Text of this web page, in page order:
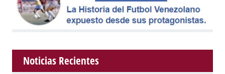
Noticias Recientes